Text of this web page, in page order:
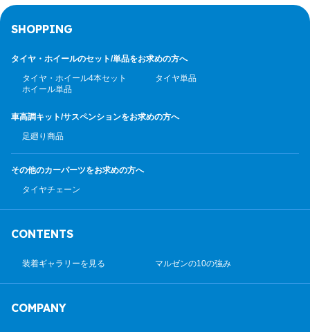
SHOPPING
タイヤ・ホイールのセット/単品をお求めの方へ
タイヤ・ホイール4本セット
タイヤ単品
ホイール単品
車高調キット/サスペンションをお求めの方へ
足廻り商品
その他のカーパーツをお求めの方へ
タイヤチェーン
CONTENTS
装着ギャラリーを見る マルゼンの10の強み
COMPANY